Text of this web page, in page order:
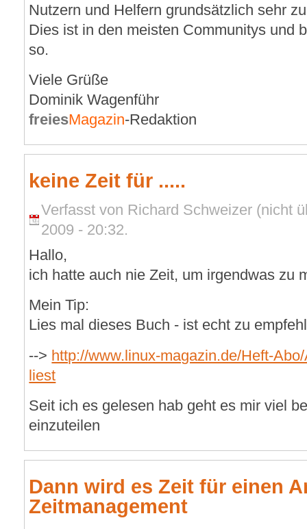
Nutzern und Helfern grundsätzlich sehr
Dies ist in den meisten Communitys und
so.
Viele Grüße
Dominik Wagenführ
freiesMagazin-Redaktion
keine Zeit für .....
Verfasst von Richard Schweizer (nicht
2009 - 20:32.
Hallo,
ich hatte auch nie Zeit, um irgendwas zu
Mein Tip:
Lies mal dieses Buch - ist echt zu
--> http://www.linux-magazin.de/Heft-
liest
Seit ich es gelesen hab geht es mir viel
einzuteilen
Dann wird es Zeit für einen
Zeitmanagement